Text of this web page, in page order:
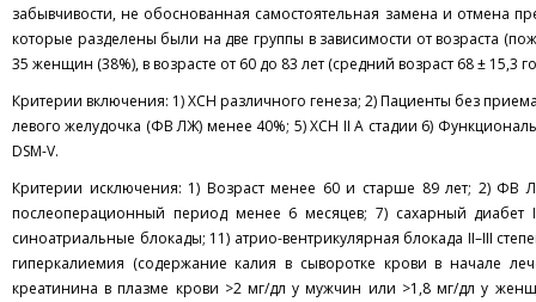
забывчивости, не обоснованная самостоятельная замена и отмена
которые разделены были на две группы в зависимости от возраста
35 женщин (38%), в возрасте от 60 до 83 лет (средний возраст 68 ± 15,3
Критерии включения: 1) ХСН различного генеза; 2) Пациенты без
левого желудочка (ФВ ЛЖ) менее 40%; 5) ХСН II A стадии 6)
DSM-V.
Критерии исключения: 1) Возраст менее 60 и старше 89 лет; 2) ФВ
послеоперационный период менее 6 месяцев; 7) сахарный
синоатриальные блокады; 11) атрио-вентрикулярная блокада II–III
гиперкалиемия (содержание калия в сыворотке крови в начале
креатинина в плазме крови >2 мг/дл у мужчин или >1,8 мг/дл у